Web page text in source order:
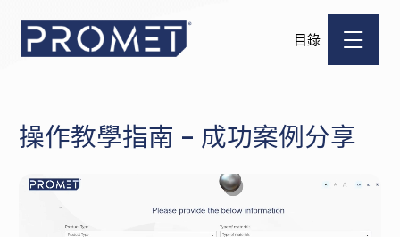
目錄
操作教學指南 – 成功案例分享